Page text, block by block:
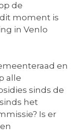
de
moment is
in Venlo
en
alle
sinds de
het
Is er